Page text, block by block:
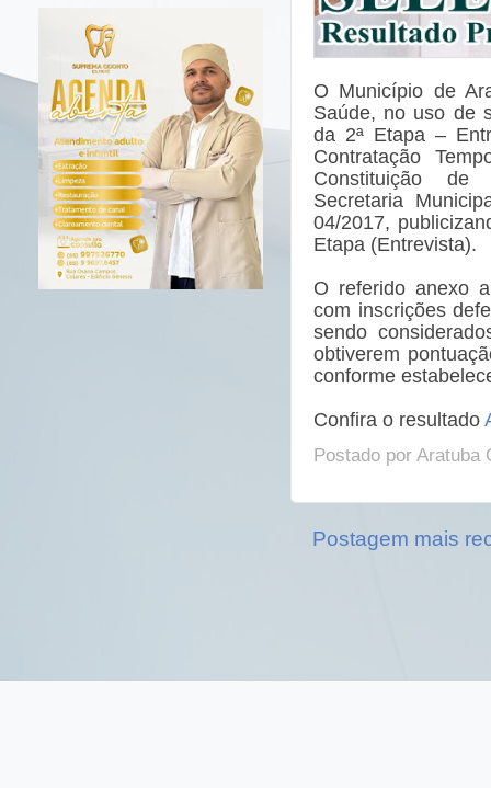
O Município de
Saúde, no uso de
da 2ª Etapa –
Contratação
Constituição
Secretaria
04/2017,
Etapa (Entrevista).
O referido anexo
com inscrições
sendo
obtiverem
conforme
Confira o resultado
Postado por Aratuba
Postagem mais